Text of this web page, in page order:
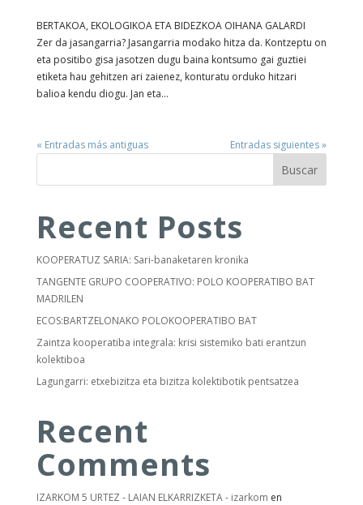
BERTAKOA, EKOLOGIKOA ETA BIDEZKOA OIHANA GALARDI
Zer da jasangarria? Jasangarria modako hitza da. Kontzeptu on
eta positibo gisa jasotzen dugu baina kontsumo gai guztiei
etiketa hau gehitzen ari zaienez, konturatu orduko hitzari
balioa kendu diogu. Jan eta...
« Entradas más antiguas Entradas siguientes »
Buscar
Recent Posts
KOOPERATUZ SARIA: Sari-banaketaren kronika
TANGENTE GRUPO COOPERATIVO: POLO KOOPERATIBO BAT
MADRILEN
ECOS:BARTZELONAKO POLOKOOPERATIBO BAT
Zaintza kooperatiba integrala: krisi sistemiko bati erantzun
kolektiboa
Lagungarri: etxebizitza eta bizitza kolektibotik pentsatzea
Recent
Comments
IZARKOM 5 URTEZ - LAIAN ELKARRIZKETA - izarkom en